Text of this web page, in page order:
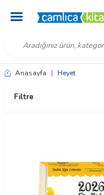
Anasayfa | Heyet
Filtre